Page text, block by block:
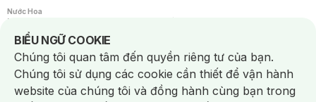
Nước Hoa
Nước Hoa Nữ
Chăm Sóc Cá Nhân
Chống Muỗi /Khẩu Trang /Máy Massage/Mặt Nạ Xông Hơi /Nước Rửa Tay/
Sản Phẩm Chăm Sóc Khác /Bàn Chải Đánh Răng /Bàn Chải Điện/
Hỗ Trợ Trắng Răng/Kem Đánh Răng /Máy Tăm Nước/ Nước Súc Miệng/
Tăm / Chỉ Nha Khoa/ Xịt Thơm Miệng / Dung Dịch Vệ Sinh/Dưỡng Vùng Kín/
Khăn Ướt Vệ Sinh Vùng Kín/Băng Vệ Sinh/Tampon/Bọt Cạo Râu /Dao Cạo Râu/
Máy Cạo Râu
BIỂU NGỮ COOKIE
Notice about cookies usage
Chúng tôi quan tâm đến quyền riêng tư của bạn.
Chúng tôi sử dụng các cookie cần thiết để vận hành
website của chúng tôi và đồng hành cùng bạn trong